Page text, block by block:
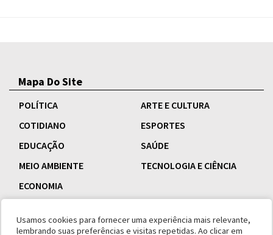
Mapa Do Site
POLÍTICA
ARTE E CULTURA
COTIDIANO
ESPORTES
EDUCAÇÃO
SAÚDE
MEIO AMBIENTE
TECNOLOGIA E CIÊNCIA
ECONOMIA
Usamos cookies para fornecer uma experiência mais relevante,
lembrando suas preferências e visitas repetidas. Ao clicar em